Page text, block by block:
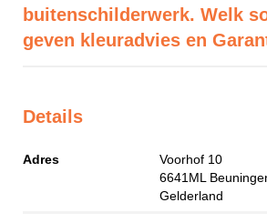
buitenschilderwerk. Welk
geven kleuradvies en
Details
Adres
Voorhof 10
6641ML
Gelderland